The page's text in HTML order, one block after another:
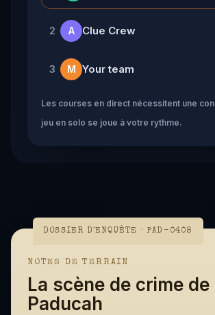
2 A Clue Crew
3 M Your team
Les courses en direct nécessitent une
jeu en solo se joue à votre rythme.
DOSSIER D'ENQUÊTE · PAD-0408
NOTES DE TERRAIN
La scène de crime de
Paducah